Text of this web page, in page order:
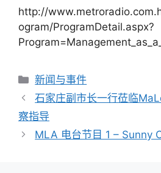
http://
ogram/ProgramDetail.aspx?
新闻与事件
石家庄副市长一行莅临
察指导
MLA 电台节目 1 – Sunny